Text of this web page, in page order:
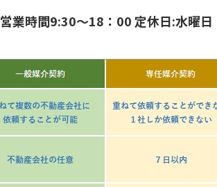
営業時間9:30～18：00 定休日:水曜日